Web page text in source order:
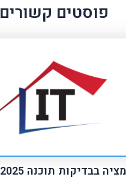
פוסטים קשורים
בבדיקות תוכנה 2025